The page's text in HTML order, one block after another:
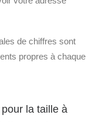
de chiffres sont
propres à chaque
la taille à